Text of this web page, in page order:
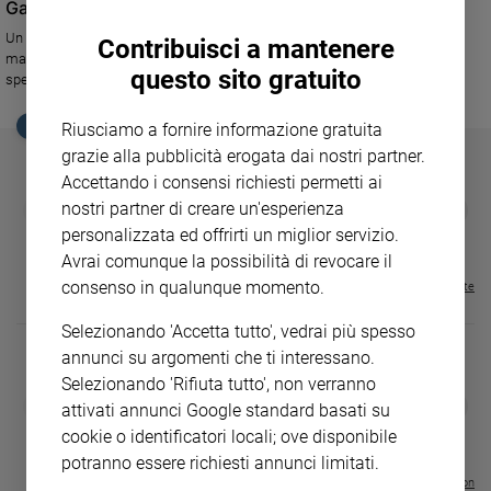
Ambiente
Creato
Volontariato
Diritti
settimana
Migranti
Diversità
inclusione
Cultura
Gaza, dove la Striscia è sostenibile
Un esempio di edifici innovativi ed eco-compatibili in un territorio
martoriato: sono le "Green schools" dell'architetto Cucinella. Per dare
speranza a 40.000 bambini palestinesi.
EDICOLA SAN PAOLO
GBABY
€ 21,90
FAMIGLIA CRISTIANA
€ 104,00
Visualizza tutte le riviste
LE GRANDI BASILICHE ITALIANE
- VOL DA 1 AL 5
€ 64,50
€ 8,90
- € 8,90
Visualizza tutte le collection
Contribuisci a mantenere
questo sito gratuito
Riusciamo a fornire informazione gratuita
grazie alla pubblicità erogata dai nostri partner.
Accettando i consensi richiesti permetti ai
nostri partner di creare un'esperienza
personalizzata ed offrirti un miglior servizio.
Avrai comunque la possibilità di revocare il
consenso in qualunque momento.
Selezionando 'Accetta tutto', vedrai più spesso
annunci su argomenti che ti interessano.
Selezionando 'Rifiuta tutto', non verranno
attivati annunci Google standard basati su
cookie o identificatori locali; ove disponibile
potranno essere richiesti annunci limitati.